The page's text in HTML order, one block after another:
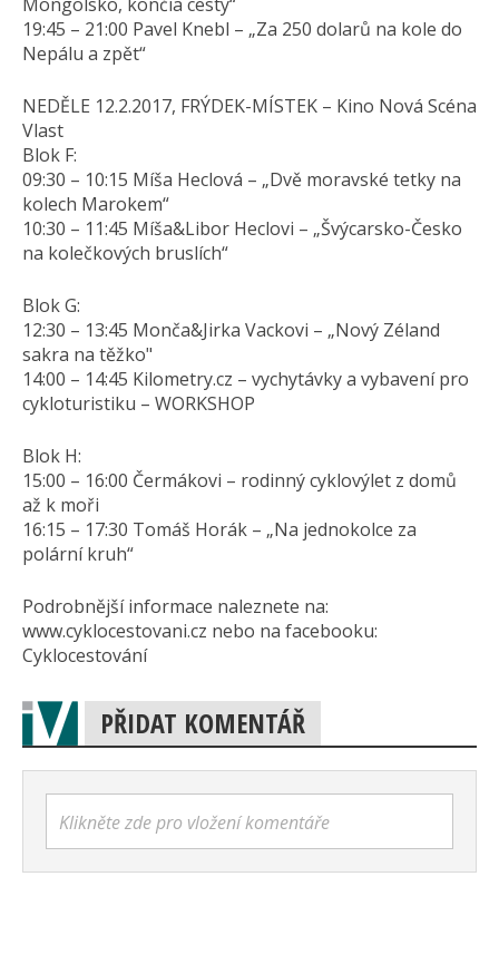
19:45 – 21:00 Pavel Knebl – „Za 250 dolarů na kole do
Nepálu a zpět“
NEDĚLE 12.2.2017, FRÝDEK-MÍSTEK – Kino Nová Scéna
Vlast
Blok F:
09:30 – 10:15 Míša Heclová – „Dvě moravské tetky na
kolech Marokem“
10:30 – 11:45 Míša&Libor Heclovi – „Švýcarsko-Česko
na kolečkových bruslích“
Blok G:
12:30 – 13:45 Monča&Jirka Vackovi – „Nový Zéland
sakra na těžko"
14:00 – 14:45 Kilometry.cz – vychytávky a vybavení pro
cykloturistiku – WORKSHOP
Blok H:
15:00 – 16:00 Čermákovi – rodinný cyklovýlet z domů
až k moři
16:15 – 17:30 Tomáš Horák – „Na jednokolce za
polární kruh“
Podrobnější informace naleznete na:
www.cyklocestovani.cz nebo na facebooku:
Cyklocestování
PŘIDAT KOMENTÁŘ
Klikněte zde pro vložení komentáře